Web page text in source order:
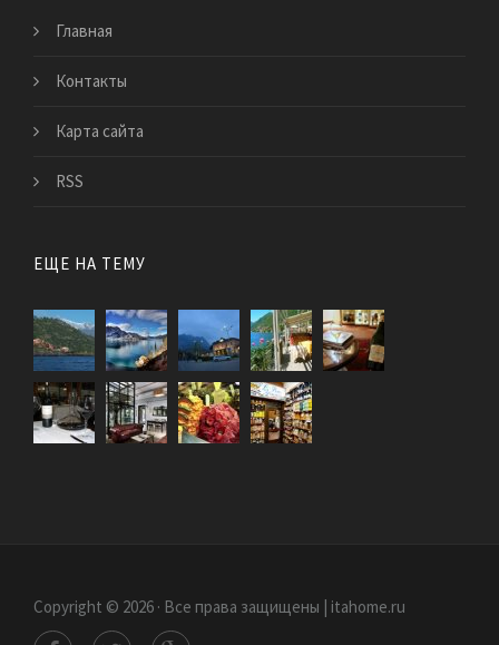
Главная
Контакты
Карта сайта
RSS
ЕЩЕ НА ТЕМУ
Copyright © 2026 · Все права защищены | itahome.ru